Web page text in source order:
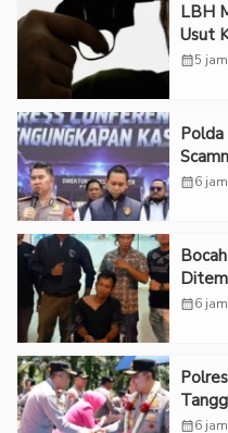
LBH
Usut
calendar_month5
calendar_month6
calendar_month6
calendar_month6